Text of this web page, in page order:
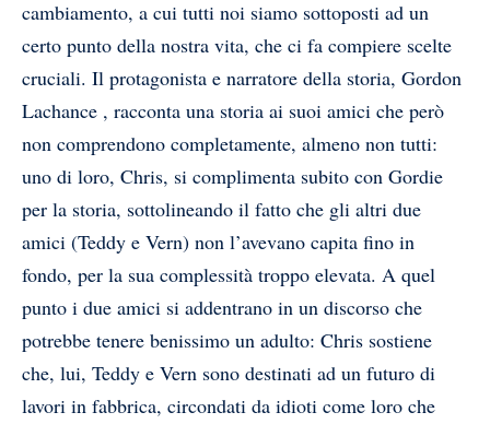
cambiamento, a cui tutti noi siamo sottoposti ad un
certo punto della nostra vita, che ci fa compiere scelte
cruciali. Il protagonista e narratore della storia, Gordon
Lachance , racconta una storia ai suoi amici che però
non comprendono completamente, almeno non tutti:
uno di loro, Chris, si complimenta subito con Gordie
per la storia, sottolineando il fatto che gli altri due
amici (Teddy e Vern) non l’avevano capita fino in
fondo, per la sua complessità troppo elevata. A quel
punto i due amici si addentrano in un discorso che
potrebbe tenere benissimo un adulto: Chris sostiene
che, lui, Teddy e Vern sono destinati ad un futuro di
lavori in fabbrica, circondati da idioti come loro che